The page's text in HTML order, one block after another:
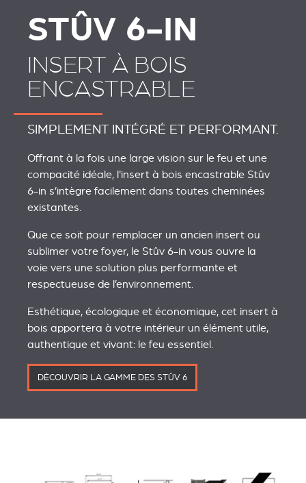
STÛV 6-IN
INSERT À BOIS
ENCASTRABLE
SIMPLEMENT INTÉGRÉ ET PERFORMANT.
Offrant à la fois une large vision sur le feu et une
compacité idéale, l'insert à bois encastrable Stûv
6-in s’intègre facilement dans toutes cheminées
existantes.
Que ce soit pour remplacer un ancien insert ou
sublimer votre foyer, le Stûv 6-in vous ouvre la
voie vers une solution plus performante et
respectueuse de l’environnement.
Esthétique, écologique et économique, cet insert à
bois apportera à votre intérieur un élément utile,
authentique et vivant: le feu essentiel.
DÉCOUVRIR LA GAMME DES STÛV 6